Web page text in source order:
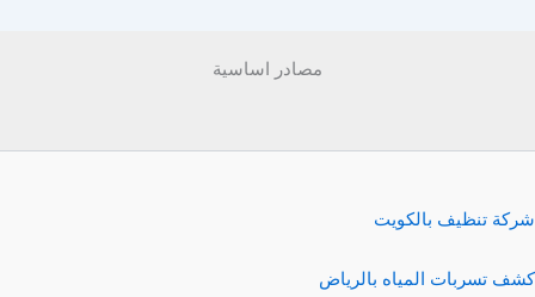
مصادر اساسية
شركة تنظيف بالكويت
كشف تسربات المياه بالرياض